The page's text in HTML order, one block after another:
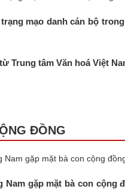
mạo danh cán bộ
Trung tâm Văn hoá Việt
ĐỒNG
gặp mặt bà con cộng